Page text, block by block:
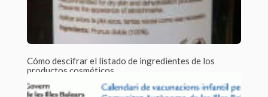
Cómo descifrar el listado de ingredientes de los
productos cosméticos
Por Anne-Laure /
0 Comments